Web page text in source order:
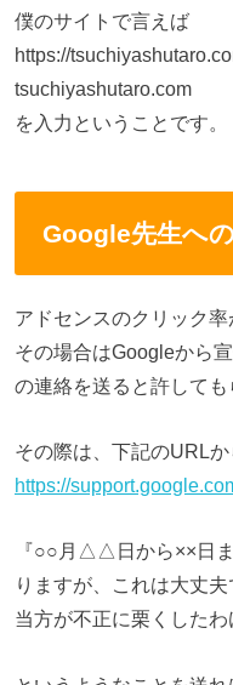
僕のサイトで言えば
https://
tsuchiyashutaro.com
を入力ということです。
Google先生へ
アドセンスのクリック
その場合はGoogleから
の連絡を送ると許しても
その際は、下記のURLか
https://
『○○月△△日から××日
りますが、これは大丈夫
当方が不正に栗くした